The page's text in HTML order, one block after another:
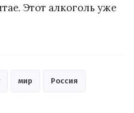
Этот алкоголь уже
мир Россия